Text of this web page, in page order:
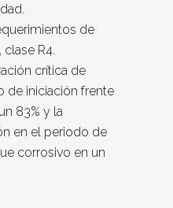
de
clase R4.
crítica de
de iniciación frente
83% y la
en el periodo de
corrosivo en un